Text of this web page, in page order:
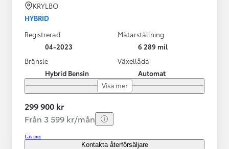
KRYLBO
HYBRID
Registrerad
04-2023
Mätarställning
6 289 mil
Bränsle
Hybrid Bensin
Växellåda
Automat
Visa mer
299 900 kr
Från 3 599 kr/mån
Läs mer
Kontakta återförsäljare